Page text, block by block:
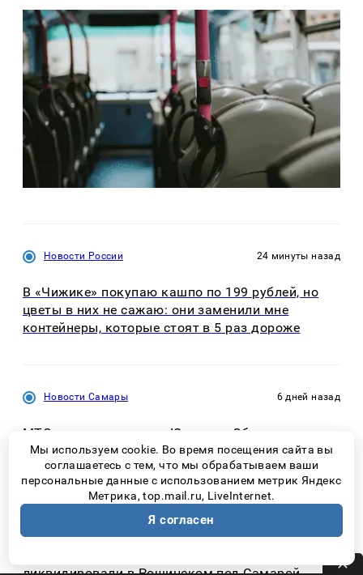
Новости России 24 минуты назад
В «Чижике» покупаю кашпо по 199 рублей, но
цветы в них не сажаю: они заменили мне
контейнеры, которые стоят в 5 раз дороже
Новости Самары 6 дней назад
МТС усилила связь на Южном и Обводном
шоссе в Тольятти
Мы используем cookie. Во время посещения сайта вы
соглашаетесь с тем, что мы обрабатываем ваши
персональные данные с использованием метрик Яндекс
Метрика, top.mail.ru, LiveInternet.
Я согласен